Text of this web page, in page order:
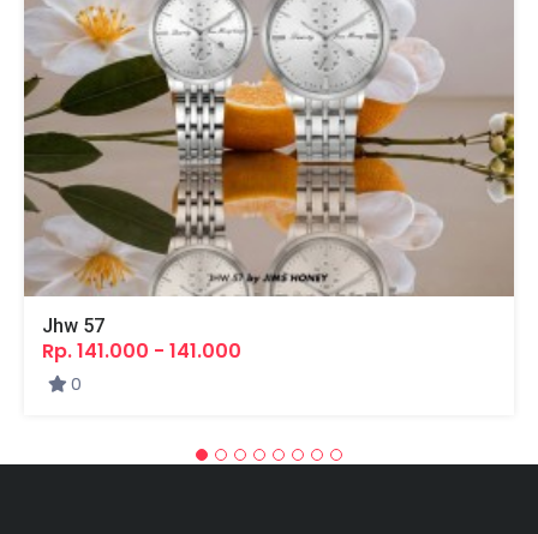
Jhw 57
Rp. 141.000 - 141.000
0